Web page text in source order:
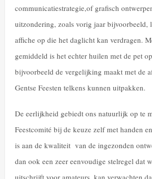
communicatiestrategie,of grafisch
uitzondering, zoals vorig jaar bijvoorbeeld,
affiche op die het daglicht kan verdragen.
gemiddeld is het echter huilen met de pet
bijvoorbeeld de vergelijking maakt met de
Gentse Feesten telkens kunnen uitpakken.
De eerlijkheid gebiedt ons natuurlijk op te
Feestcomité bij de keuze zelf met handen
is aan de kwaliteit van de ingezonden
dan ook een zeer eenvoudige stelregel dat
uitschrijft voor amateurs, kan verwachten